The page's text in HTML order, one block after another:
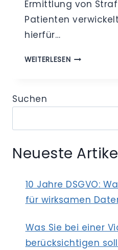
Ermittlung von
Patienten
hierfür…
WEITERLESEN
IM
Suchen
Neueste
10 Jahre DSGVO:
für wirksamen
Was Sie bei einer
berücksichtigen